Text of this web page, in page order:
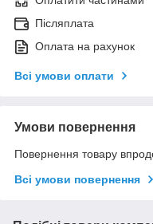
Післяплата
Оплата на рахунок
Всі умови оплати
Умови повернення
Повернення товару
Всі умови повернення